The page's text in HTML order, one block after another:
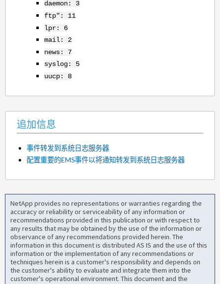
daemon: 3
ftp": 11
lpr: 6
mail: 2
news: 7
syslog: 5
uucp: 8
追加信息
事件转发到系统日志服务器
配置重要的EMS事件以将通知转发到系统日志服务器
NetApp provides no representations or warranties regarding the
accuracy or reliability or serviceability of any information or
recommendations provided in this publication or with respect to
any results that may be obtained by the use of the information or
observance of any recommendations provided herein. The
information in this document is distributed AS IS and the use of this
information or the implementation of any recommendations or
techniques herein is a customer's responsibility and depends on
the customer's ability to evaluate and integrate them into the
customer's operational environment. This document and the